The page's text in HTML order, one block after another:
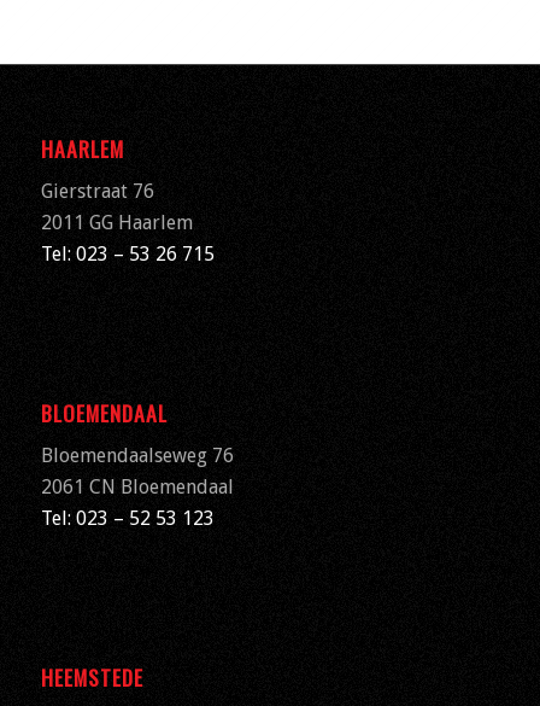
HAARLEM
Gierstraat 76
2011 GG Haarlem
Tel: 023 – 53 26 715
BLOEMENDAAL
Bloemendaalseweg 76
2061 CN Bloemendaal
Tel: 023 – 52 53 123
HEEMSTEDE